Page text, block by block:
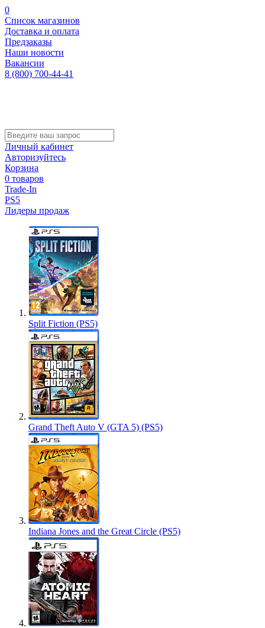
0
Список магазинов
Доставка и оплата
Предзаказы
Наши новости
Вакансии
8 (800) 700-44-41
Личный кабинет
Авторизуйтесь
Корзина
0 товаров
Trade-In
PS5
Лидеры продаж
Split Fiction (PS5)
Grand Theft Auto V (GTA 5) (PS5)
Indiana Jones and the Great Circle (PS5)